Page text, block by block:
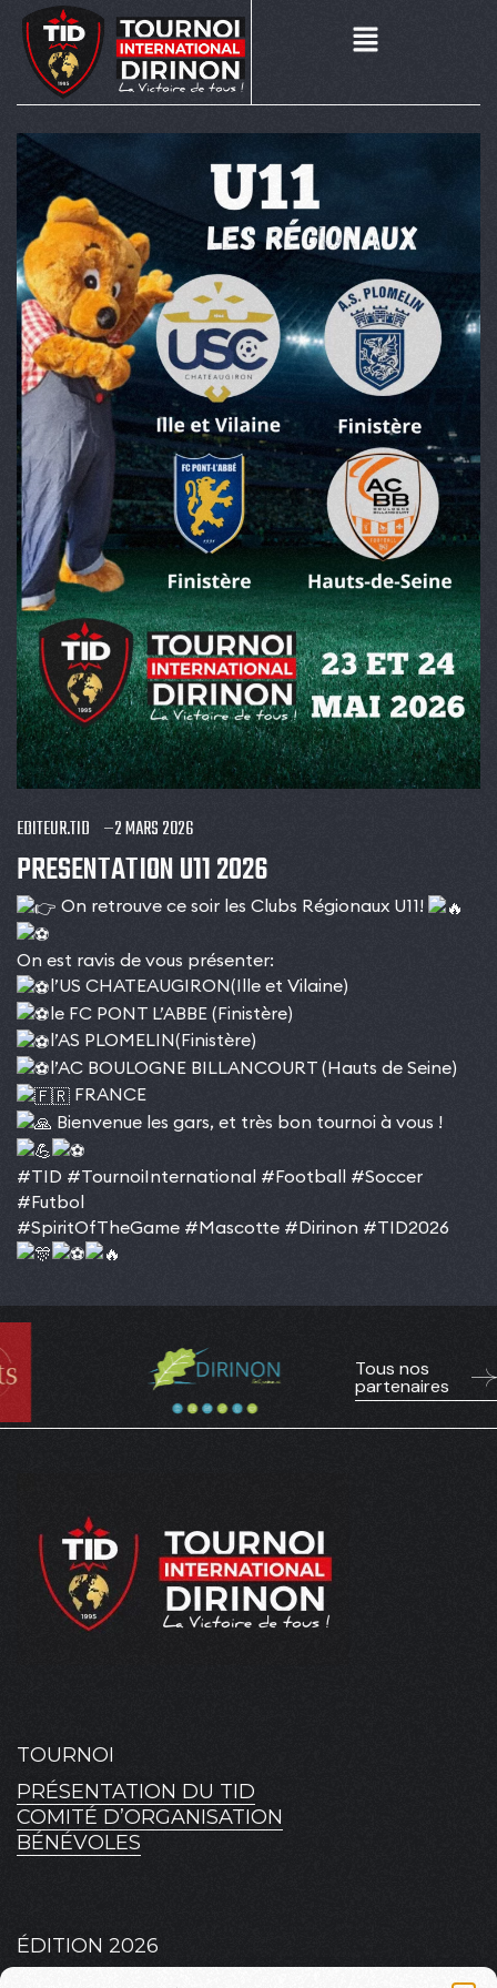
EDITEUR.TID 2 MARS 2026
PRESENTATION U11 2026
On retrouve ce soir les Clubs Régionaux U11!
On est ravis de vous présenter:
l’US CHATEAUGIRON(Ille et Vilaine)
le FC PONT L’ABBE (Finistère)
l’AS PLOMELIN(Finistère)
l’AC BOULOGNE BILLANCOURT (Hauts de Seine)
FRANCE
Bienvenue les gars, et très bon tournoi à vous !
#TID #TournoiInternational #Football #Soccer
#Futbol
#SpiritOfTheGame #Mascotte #Dirinon #TID2026
Tous nos
partenaires
TOURNOI
PRÉSENTATION DU TID
COMITÉ D’ORGANISATION
BÉNÉVOLES
ÉDITION 2026
PLATEAU 2026 – MASCULIN